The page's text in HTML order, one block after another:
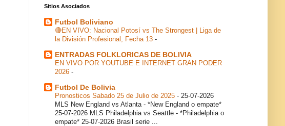
Sitios Asociados
Futbol Boliviano
🔴EN VIVO: Nacional Potosí vs The Strongest | Liga de
la División Profesional, Fecha 13 -
ENTRADAS FOLKLORICAS DE BOLIVIA
EN VIVO POR YOUTUBE E INTERNET GRAN PODER
2026 -
Futbol De Bolivia
Pronosticos Sabado 25 de Julio de 2025 - 25-07-2026
MLS New England vs Atlanta - *New England o empate*
25-07-2026 MLS Philadelphia vs Seattle - *Philadelphia o
empate* 25-07-2026 Brasil serie ...